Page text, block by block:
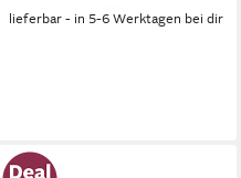
Bügelsohle, 35 Sek.
lieferbar - in 5-6 Werktagen bei dir